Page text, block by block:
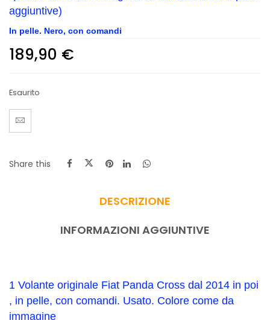
aggiuntive)
In pelle. Nero, con comandi
189,90 €
Esaurito
Share this
DESCRIZIONE
INFORMAZIONI AGGIUNTIVE
1 Volante originale Fiat Panda Cross dal 2014 in poi
, in pelle, con comandi. Usato. Colore come da
immagine